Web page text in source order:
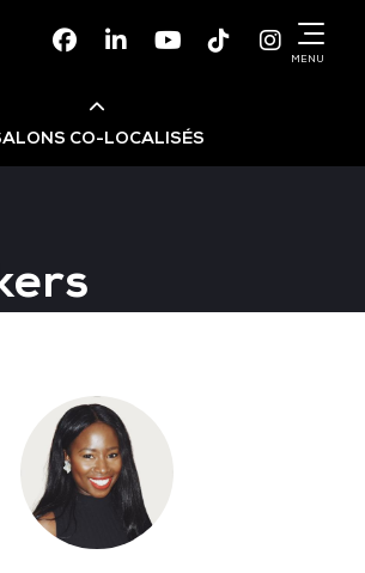
FacebookLinkedinYoutubeTikTok
MENU
CO-LOCALISÉS
Summit